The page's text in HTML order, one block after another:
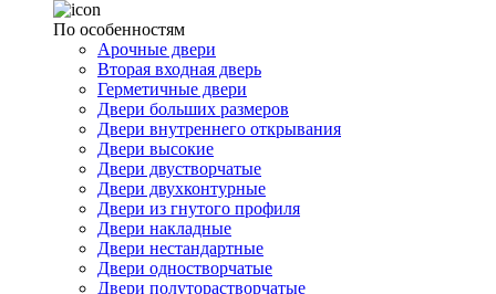
По особенностям
Арочные двери
Вторая входная дверь
Герметичные двери
Двери больших размеров
Двери внутреннего открывания
Двери высокие
Двери двустворчатые
Двери двухконтурные
Двери из гнутого профиля
Двери накладные
Двери нестандартные
Двери одностворчатые
Двери полуторастворчатые